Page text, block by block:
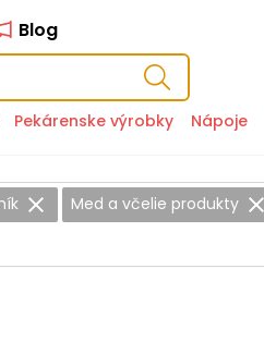
Blog
Pekárenske výrobky Nápoje
Med a včelie produkty